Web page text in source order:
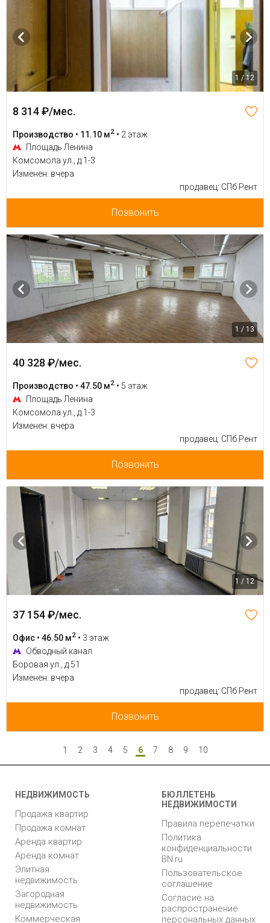
1 / 12
8 314 ₽/мес.
Производство • 11.10 м2 • 2 этаж
Площадь Ленина
Комсомола ул., д.1-3
Изменен: вчера
продавец: СПб Рент
Позвонить
1 / 13
40 328 ₽/мес.
Производство • 47.50 м2 • 5 этаж
Площадь Ленина
Комсомола ул., д.1-3
Изменен: вчера
продавец: СПб Рент
Позвонить
1 / 12
37 154 ₽/мес.
Офис • 46.50 м2 • 3 этаж
Обводный канал
Боровая ул., д.51
Изменен: вчера
продавец: СПб Рент
Позвонить
1 2 3 4 5 6 7 8 9 10
НЕДВИЖИМОСТЬ
Продажа квартир
Продажа комнат
Аренда квартир
Аренда комнат
Элитная
недвижимость
Загородная
недвижимость
Коммерческая
БЮЛЛЕТЕНЬ
НЕДВИЖИМОСТИ
Правила перепечатки
Политика
конфиденциальности
BN.ru
Пользовательское
соглашение
Согласие на
распространение
персональных данных